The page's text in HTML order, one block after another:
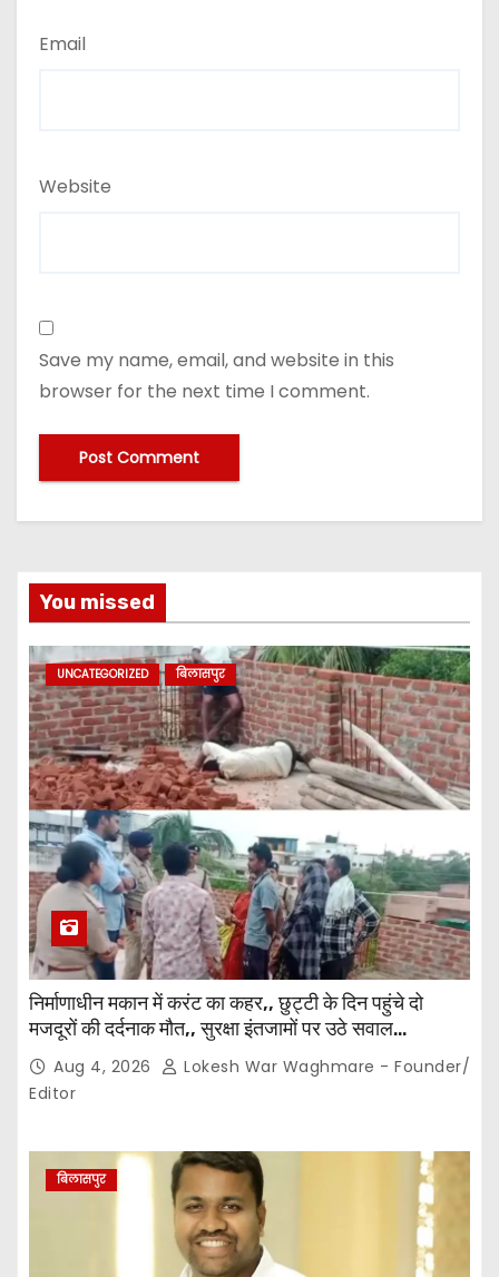
Email
Website
Save my name, email, and website in this
browser for the next time I comment.
You missed
UNCATEGORIZED बिलासपुर
निर्माणाधीन मकान में करंट का कहर,, छुट्टी के दिन पहुंचे दो
मजदूरों की दर्दनाक मौत,, सुरक्षा इंतजामों पर उठे सवाल…
Aug 4, 2026
Lokesh War Waghmare - Founder/
Editor
बिलासपुर